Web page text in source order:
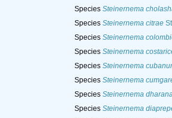
Species Steinernema
Species Steinernema citrae
Species Steinernema
Species Steinernema
Species Steinernema
Species Steinernema
Species Steinernema
Species Steinernema